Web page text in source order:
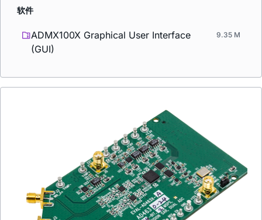
软件
ADMX100X Graphical User Interface
(GUI)
9.35 M